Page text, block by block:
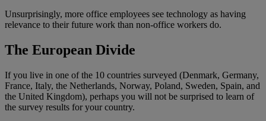
Unsurprisingly, more office employees see technology as having
relevance to their future work than non-office workers do.
The European Divide
If you live in one of the 10 countries surveyed (Denmark, Germany,
France, Italy, the Netherlands, Norway, Poland, Sweden, Spain, and
the United Kingdom), perhaps you will not be surprised to learn of
the survey results for your country.